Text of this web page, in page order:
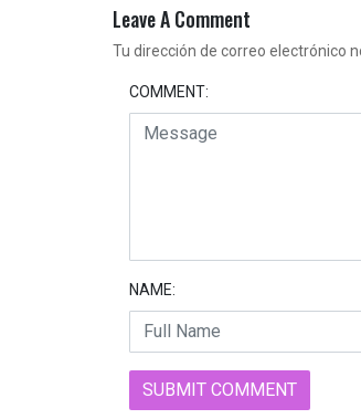
Leave A Comment
Tu dirección de correo electrónico
COMMENT:
NAME: